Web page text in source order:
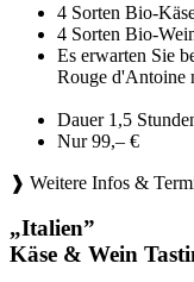
4 Sorten Bio-
4 Sorten Bio-
Es erwarten Sie
Rouge
Dauer 1,5
Nur 99,– €
❱ Weitere Infos &
„Italien”
Käse & Wein